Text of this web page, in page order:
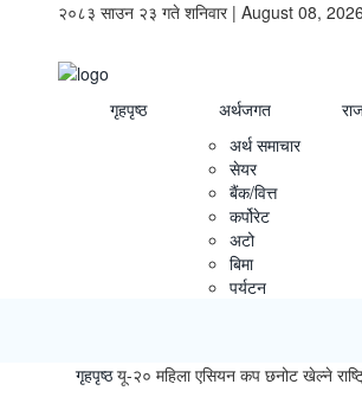
२०८३ साउन २३ गते शनिवार | August 08, 2026
गृहपृष्ठ
अर्थजगत
अर्थ समाचार
सेयर
बैंक/वित्त
कर्पोरेट
अटो
बिमा
पर्यटन
गृहपृष्ठयू-२० महिला एसियन कप छनोट खेल्ने